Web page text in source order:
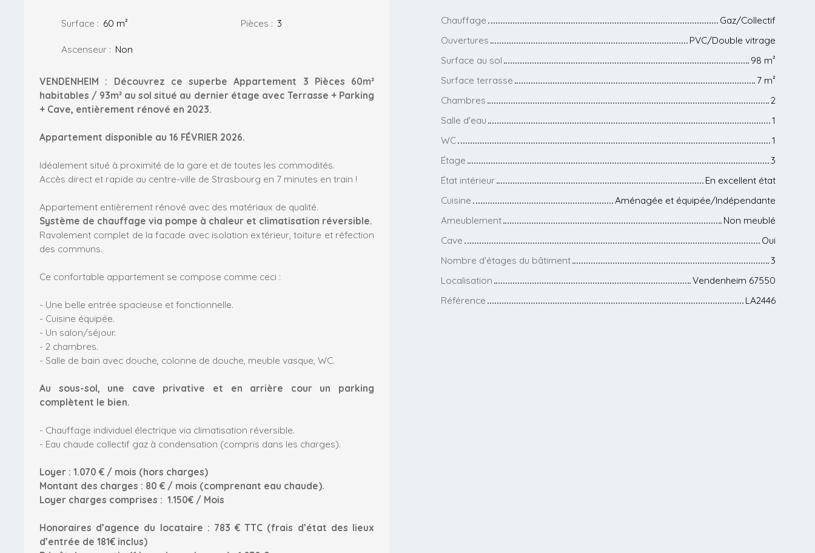
Surface : 60 m² Pièces : 3
Ascenseur : Non
VENDENHEIM : Découvrez ce superbe Appartement 3 Pièces 60m²
habitables / 93m² au sol situé au dernier étage avec Terrasse + Parking
+ Cave, entièrement rénové en 2023.
Appartement disponible au 16 FÉVRIER 2026.
Idéalement situé à proximité de la gare et de toutes les commodités.
Accès direct et rapide au centre-ville de Strasbourg en 7 minutes en train !
Appartement entièrement rénové avec des matériaux de qualité.
Système de chauffage via pompe à chaleur et climatisation réversible.
Ravalement complet de la facade avec isolation extérieur, toiture et réfection
des communs.
Ce confortable appartement se compose comme ceci :
- Une belle entrée spacieuse et fonctionnelle.
- Cuisine équipée.
- Un salon/séjour.
- 2 chambres.
- Salle de bain avec douche, colonne de douche, meuble vasque, WC.
Au sous-sol, une cave privative et en arrière cour un parking
complètent le bien.
- Chauffage individuel électrique via climatisation réversible.
- Eau chaude collectif gaz à condensation (compris dans les charges).
Loyer : 1.070 € / mois (hors charges)
Montant des charges : 80 € / mois (comprenant eau chaude).
Loyer charges comprises : 1.150€ / Mois
Honoraires d’agence du locataire : 783 € TTC (frais d’état des lieux
d’entrée de 181€ inclus)
Chauffage
Gaz/Collectif
Ouvertures
PVC/Double vitrage
Surface au sol
98 m²
Surface terrasse
7 m²
Chambres
2
Salle d'eau
1
WC
1
Étage
3
État intérieur
En excellent état
Cuisine
Aménagée et équipée/Indépendante
Ameublement
Non meublé
Cave
Oui
Nombre d'étages du bâtiment
3
Localisation
Vendenheim 67550
Référence
LA2446